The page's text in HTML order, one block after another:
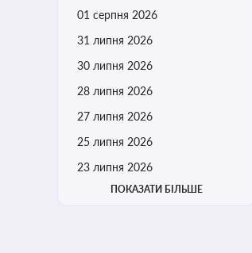
01 серпня 2026
31 липня 2026
30 липня 2026
28 липня 2026
27 липня 2026
25 липня 2026
23 липня 2026
ПОКАЗАТИ БІЛЬШЕ